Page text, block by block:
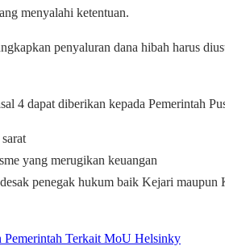
menyalahi ketentuan.
penyaluran dana hibah harus
4 dapat diberikan kepada Pemerintah
yang merugikan keuangan
penegak hukum baik Kejari maupun
Terkait MoU Helsinky